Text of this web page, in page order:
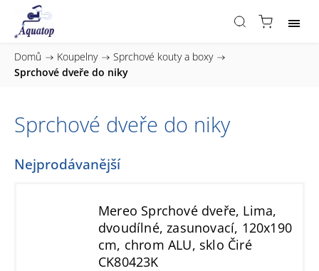
Domů / Koupelny / Sprchové kouty a boxy /
Sprchové dveře do niky
Sprchové dveře do niky
Nejprodávanější
Mereo Sprchové dveře, Lima,
dvoudílné, zasunovací, 120x190
cm, chrom ALU, sklo Čiré
CK80423K